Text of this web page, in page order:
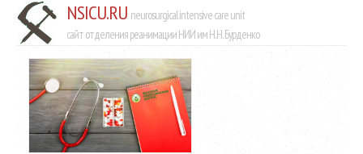
NSICU.RU neurosurgical intensive care unit
сайт отделения реанимации НИИ им Н.Н. Бурденко